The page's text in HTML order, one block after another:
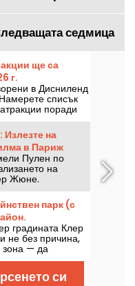
седмица
ще са
г.
в Дисниленд
списък
поради
за да
на
на
в Париж
Пулен по
на
Жюне.
парк (с
градината Клер
не без причина,
зона — да
на силите, в
си